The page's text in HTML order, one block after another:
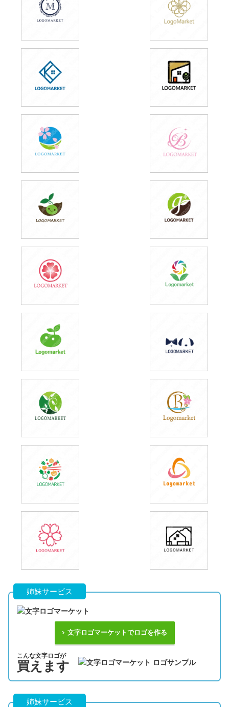
姉妹サービス
文字ロゴマーケットでロゴを作る
こんな文字ロゴが
買えます
姉妹サービス